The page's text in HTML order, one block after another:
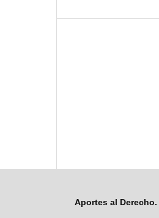
Aportes al